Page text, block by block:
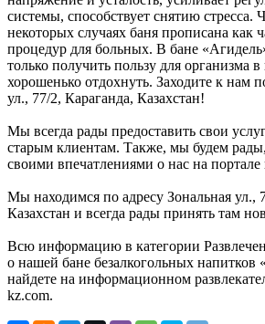
системы, способствует снятию стресса.
некоторых случаях баня прописана как
процедур для больных. В бане
только получить пользу для организма
хорошенько отдохнуть. Заходите к нам
ул., 77/2, Караганда, Казахстан!
Мы всегда рады предоставить свои
старым клиентам. Также, мы будем
своими впечатлениями о нас на портале
Мы находимся по адресу Зональная ул.,
Казахстан и всегда рады принять там
Всю информацию в категории
о нашей бане безалкогольных
найдете на информационном
kz.com.